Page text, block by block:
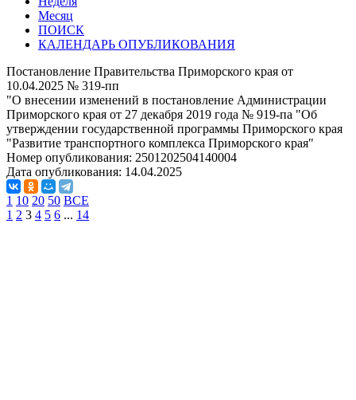
Месяц
ПОИСК
КАЛЕНДАРЬ ОПУБЛИКОВАНИЯ
Постановление Правительства Приморского края от
10.04.2025 № 319-пп
"О внесении изменений в постановление Администрации
Приморского края от 27 декабря 2019 года № 919-па "Об
утверждении государственной программы Приморского края
"Развитие транспортного комплекса Приморского края"
Номер опубликования: 2501202504140004
Дата опубликования: 14.04.2025
1 10 20 50 ВСЕ
1 2 3 4 5 6 ... 14